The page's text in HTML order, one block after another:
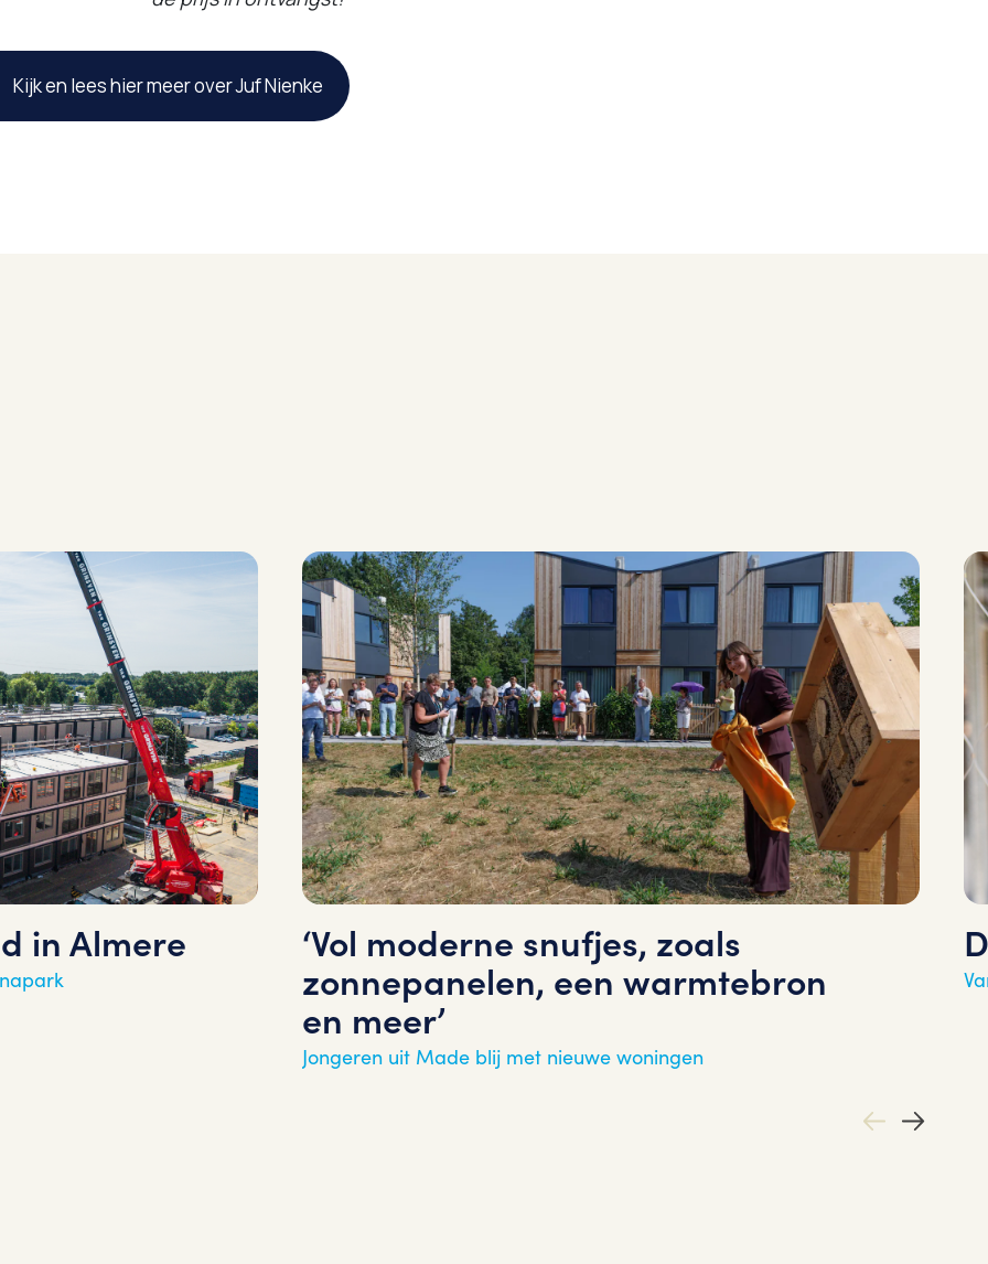
Kijk en lees hier meer over Juf Nienke
in Almere ‘Vol moderne snufjes, zoals
zonnepanelen, een warmtebron
en meer’
Jongeren uit Made blij met nieuwe woningen